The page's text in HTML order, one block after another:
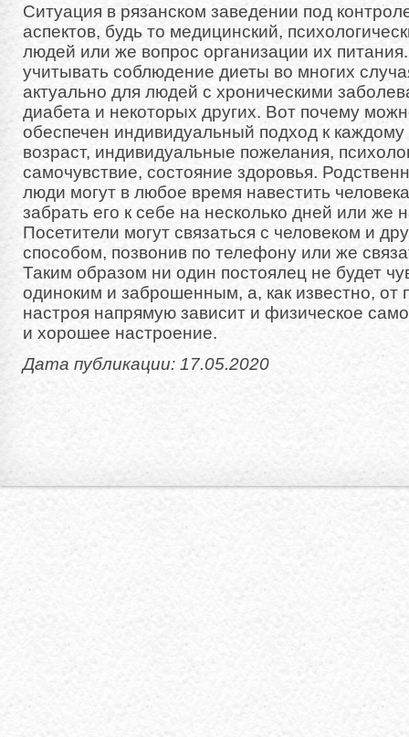
Ситуация в рязанском заведении под
аспектов, будь то медицинский,
людей или же вопрос организации их
учитывать соблюдение диеты во многих
актуально для людей с хроническими
диабета и некоторых других. Вот почему
обеспечен индивидуальный подход к каждому
возраст, индивидуальные пожелания,
самочувствие, состояние здоровья.
люди могут в любое время навестить
забрать его к себе на несколько дней или же
Посетители могут связаться с человеком и
способом, позвонив по телефону или же
Таким образом ни один постоялец не будет
одиноким и заброшенным, а, как известно, от
настроя напрямую зависит и физическое
и хорошее настроение.
Дата публикации: 17.05.2020